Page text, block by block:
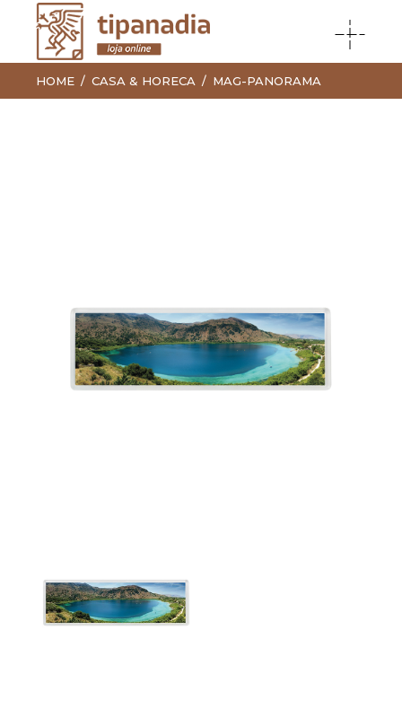
HOME CASA & HORECA MAG-PANORAMA